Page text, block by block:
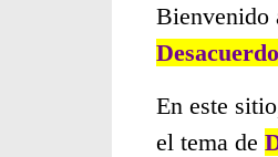
Bienvenido
En este
el tema de